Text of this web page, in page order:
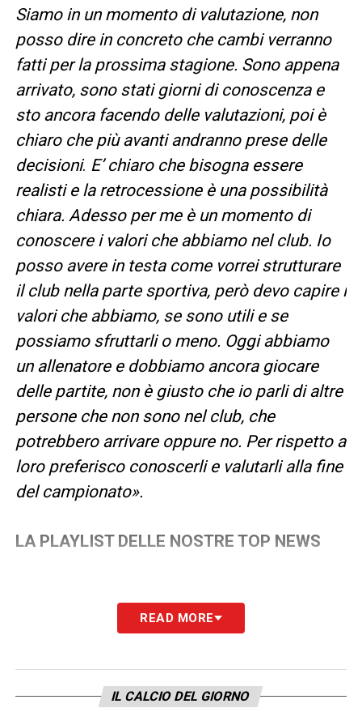
Siamo in un momento di valutazione, non
posso dire in concreto che cambi verranno
fatti per la prossima stagione. Sono appena
arrivato, sono stati giorni di conoscenza e
sto ancora facendo delle valutazioni, poi è
chiaro che più avanti andranno prese delle
decisioni. E’ chiaro che bisogna essere
realisti e la retrocessione è una possibilità
chiara. Adesso per me è un momento di
conoscere i valori che abbiamo nel club. Io
posso avere in testa come vorrei strutturare
il club nella parte sportiva, però devo capire i
valori che abbiamo, se sono utili e se
possiamo sfruttarli o meno. Oggi abbiamo
un allenatore e dobbiamo ancora giocare
delle partite, non è giusto che io parli di altre
persone che non sono nel club, che
potrebbero arrivare oppure no. Per rispetto a
loro preferisco conoscerli e valutarli alla fine
del campionato».
LA PLAYLIST DELLE NOSTRE TOP NEWS
READ MORE
IL CALCIO DEL GIORNO